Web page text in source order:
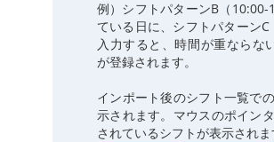
例）シフトパターンB（10:00-
ている日に、シフトパターン
入力すると、時間が重ならな
が登録されます。
インポート後のシフト一覧で
示されます。マウスのポイン
されているシフトが表示されま